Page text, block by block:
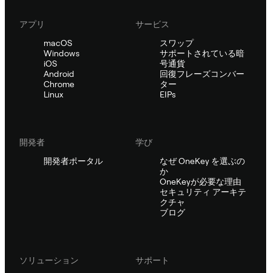
アプリ
macOS
Windows
iOS
Android
Chrome
Linux
サービス
スワップ
サポートされている暗
号通貨
回復フレーズコンバー
ター
EIPs
開発者
開発者ポータル
学び
なぜ OneKey を選ぶの
か
OneKeyが必要な理由
セキュリティ アーキテ
クチャ
ブログ
ソリューション
サポート